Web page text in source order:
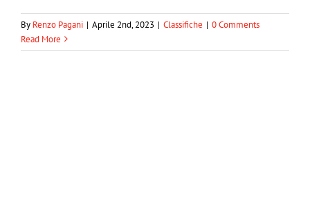
By Renzo Pagani | Aprile 2nd, 2023 | Classifiche | 0 Comments
Read More 2023: ecco cosa le rende uniche
Classifiche Trend